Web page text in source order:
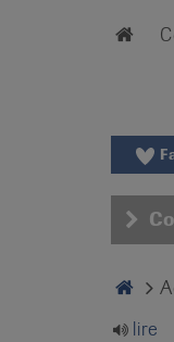
lire